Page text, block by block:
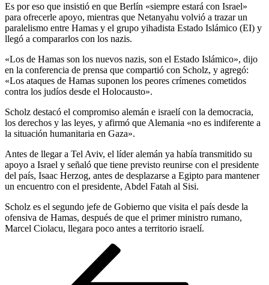
Es por eso que insistió en que Berlín «siempre estará con Israel»
para ofrecerle apoyo, mientras que Netanyahu volvió a trazar un
paralelismo entre Hamas y el grupo yihadista Estado Islámico (EI) y
llegó a compararlos con los nazis.
«Los de Hamas son los nuevos nazis, son el Estado Islámico», dijo
en la conferencia de prensa que compartió con Scholz, y agregó:
«Los ataques de Hamas suponen los peores crímenes cometidos
contra los judíos desde el Holocausto».
Scholz destacó el compromiso alemán e israelí con la democracia,
los derechos y las leyes, y afirmó que Alemania «no es indiferente a
la situación humanitaria en Gaza».
Antes de llegar a Tel Aviv, el líder alemán ya había transmitido su
apoyo a Israel y señaló que tiene previsto reunirse con el presidente
del país, Isaac Herzog, antes de desplazarse a Egipto para mantener
un encuentro con el presidente, Abdel Fatah al Sisi.
Scholz es el segundo jefe de Gobierno que visita el país desde la
ofensiva de Hamas, después de que el primer ministro rumano,
Marcel Ciolacu, llegara poco antes a territorio israelí.